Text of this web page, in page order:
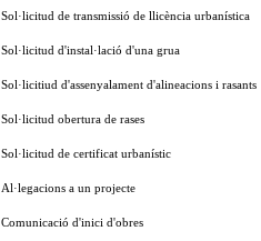
Sol·licitud de transmissió de llicència urbanística
Sol·licitud d'instal·lació d'una grua
Sol·licitiud d'assenyalament d'alineacions i rasants
Sol·licitud obertura de rases
Sol·licitud de certificat urbaní­stic
Al·legacions a un projecte
Comunicació d'inici d'obres